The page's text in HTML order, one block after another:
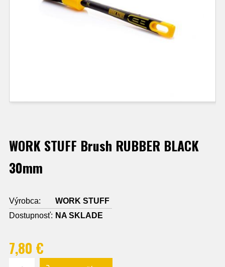
WORK STUFF Brush RUBBER BLACK
30mm
Výrobca:
WORK STUFF
Dostupnosť: NA SKLADE
7,80 €